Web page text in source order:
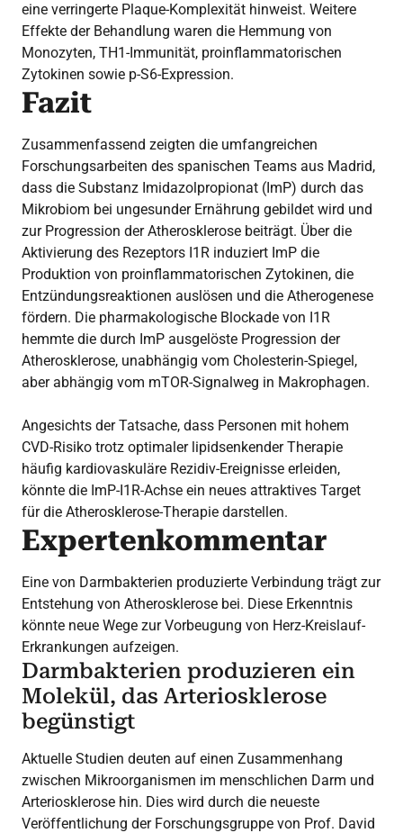
eine verringerte Plaque-Komplexität hinweist. Weitere
Effekte der Behandlung waren die Hemmung von
Monozyten, TH1-Immunität, proinflammatorischen
Zytokinen sowie p-S6-Expression.
Fazit
Zusammenfassend zeigten die umfangreichen
Forschungsarbeiten des spanischen Teams aus Madrid,
dass die Substanz Imidazolpropionat (ImP) durch das
Mikrobiom bei ungesunder Ernährung gebildet wird und
zur Progression der Atherosklerose beiträgt. Über die
Aktivierung des Rezeptors I1R induziert ImP die
Produktion von proinflammatorischen Zytokinen, die
Entzündungsreaktionen auslösen und die Atherogenese
fördern. Die pharmakologische Blockade von I1R
hemmte die durch ImP ausgelöste Progression der
Atherosklerose, unabhängig vom Cholesterin-Spiegel,
aber abhängig vom mTOR-Signalweg in Makrophagen.
Angesichts der Tatsache, dass Personen mit hohem
CVD-Risiko trotz optimaler lipidsenkender Therapie
häufig kardiovaskuläre Rezidiv-Ereignisse erleiden,
könnte die ImP-I1R-Achse ein neues attraktives Target
für die Atherosklerose-Therapie darstellen.
Expertenkommentar
Eine von Darmbakterien produzierte Verbindung trägt zur
Entstehung von Atherosklerose bei. Diese Erkenntnis
könnte neue Wege zur Vorbeugung von Herz-Kreislauf-
Erkrankungen aufzeigen.
Darmbakterien produzieren ein
Molekül, das Arteriosklerose
begünstigt
Aktuelle Studien deuten auf einen Zusammenhang
zwischen Mikroorganismen im menschlichen Darm und
Arteriosklerose hin. Dies wird durch die neueste
Veröffentlichung der Forschungsgruppe von Prof. David